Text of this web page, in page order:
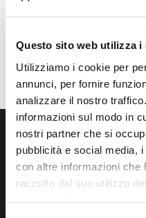
Questo sito web utilizza i
Utilizziamo i cookie per
annunci, per fornire
analizzare il nostro
informazioni sul modo in
nostri partner che si
pubblicità e social media,
con altre informazioni che
raccolto dal suo utilizzo
Classe energetica
A++
Ti servono
Contattaci via Chat, via
compila il modulo